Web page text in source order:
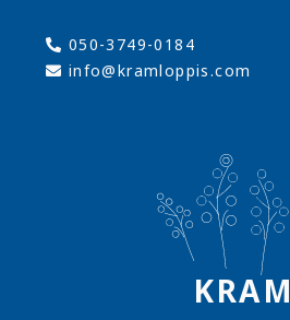
050-3749-0184
info@kramloppis.com
KRAM